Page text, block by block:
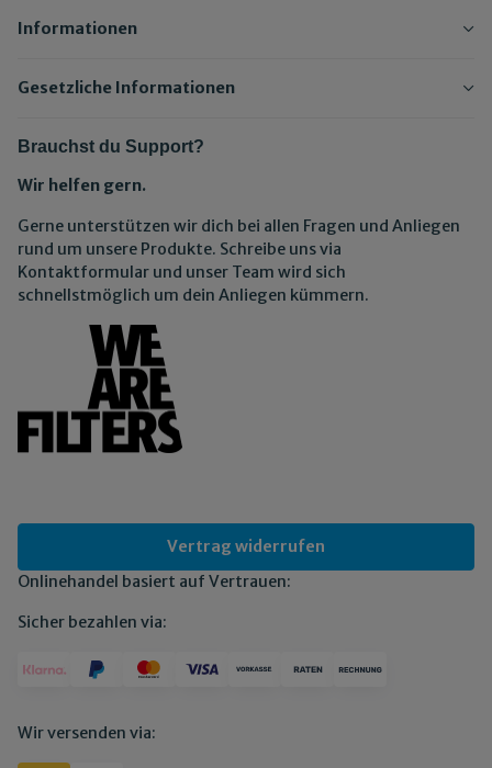
Informationen
Gesetzliche Informationen
Brauchst du Support?
Wir helfen gern.
Gerne unterstützen wir dich bei allen Fragen und Anliegen
rund um unsere Produkte. Schreibe uns via
Kontaktformular und unser Team wird sich
schnellstmöglich um dein Anliegen kümmern.
Vertrag widerrufen
Onlinehandel basiert auf Vertrauen:
Sicher bezahlen via:
Wir versenden via: